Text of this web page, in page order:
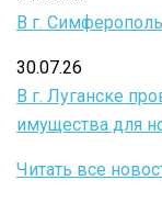
В г.
30.07.26
В г. Луганске
имущества для
Читать все